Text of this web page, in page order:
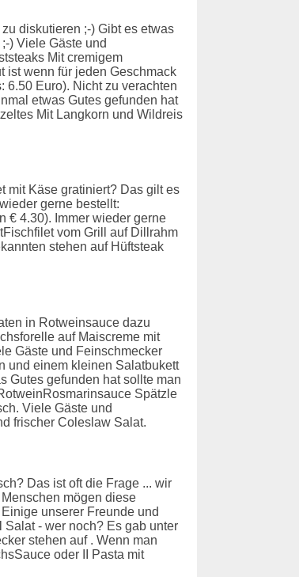
diskutieren ;-) Gibt es etwas
) Viele Gäste und
Mit cremigem
ist wenn für jeden Geschmack
Euro). Nicht zu verachten
etwas Gutes gefunden hat
Mit Langkorn und Wildreis
mit Käse gratiniert? Das gilt es
gerne bestellt:
€ 4.30). Immer wieder gerne
vom Grill auf Dillrahm
stehen auf Hüftsteak
in Rotweinsauce dazu
auf Maiscreme mit
Gäste und Feinschmecker
und einem kleinen Salatbukett
Gutes gefunden hat sollte man
Spätzle
Viele Gäste und
frischer Coleslaw Salat.
Das ist oft die Frage ... wir
mögen diese
unserer Freunde und
- wer noch? Es gab unter
stehen auf . Wenn man
oder II Pasta mit